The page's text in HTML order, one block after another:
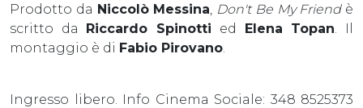
Prodotto da Niccolò Messina Don't Be My Friendè
scritto da Riccardo Spinotti ed Elena Topan . Il
montaggio è di Fabio Pirovano
Ingresso libero. Info Cinema Sociale: 348 8525373